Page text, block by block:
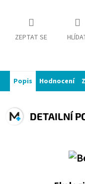
ZEPTAT SE
Popis Hodnocení
DETAILNÍ